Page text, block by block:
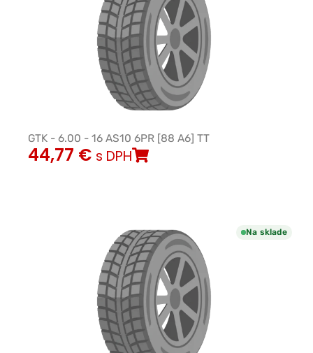
GTK - 6.00 - 16 AS10 6PR [88 A6] TT
44,77 € s DPH
Na sklade